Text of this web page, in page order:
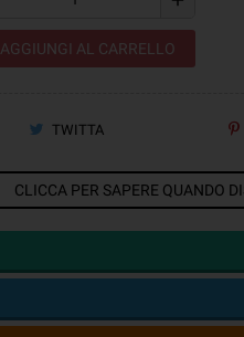
AGGIUNGI AL CARRELLO
TWITTA
CLICCA PER SAPERE QUANDO